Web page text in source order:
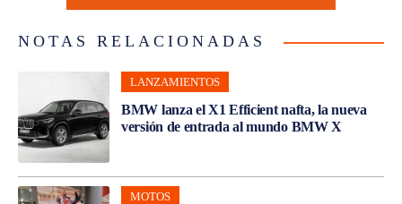
NOTAS RELACIONADAS
LANZAMIENTOS
BMW lanza el X1 Efficient nafta, la nueva
versión de entrada al mundo BMW X
MOTOS